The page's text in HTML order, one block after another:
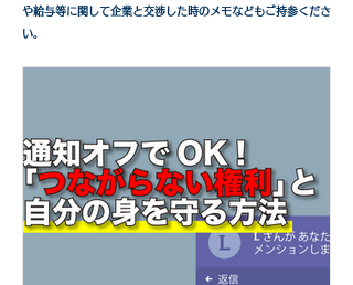
や給与等に関して企業と交渉した時のメモなどもご持参くださ
い。